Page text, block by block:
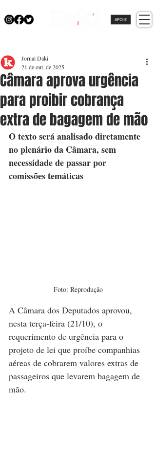
APOIE
Câmara aprova urgência
para proibir cobrança
extra de bagagem de mão
Jornal Daki
21 de out. de 2025
O texto será analisado diretamente
no plenário da Câmara, sem
necessidade de passar por
comissões temáticas
Foto: Reprodução
A Câmara dos Deputados aprovou,
nesta terça-feira (21/10), o
requerimento de urgência para o
projeto de lei que proíbe companhias
aéreas de cobrarem valores extras de
passageiros que levarem bagagem de
mão.